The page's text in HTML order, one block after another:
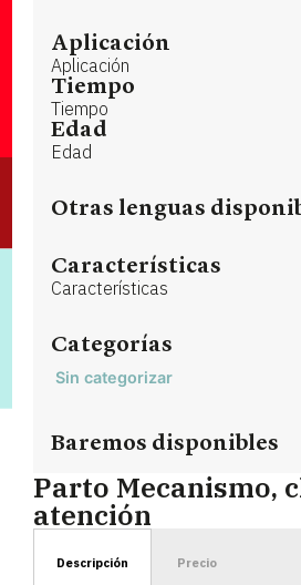
Aplicación
Aplicación
Tiempo
Tiempo
Edad
Edad
Otras lenguas
Características
Características
Categorías
Sin categorizar
Baremos disponibles
Parto Mecanismo,
atención
Descripción Precio